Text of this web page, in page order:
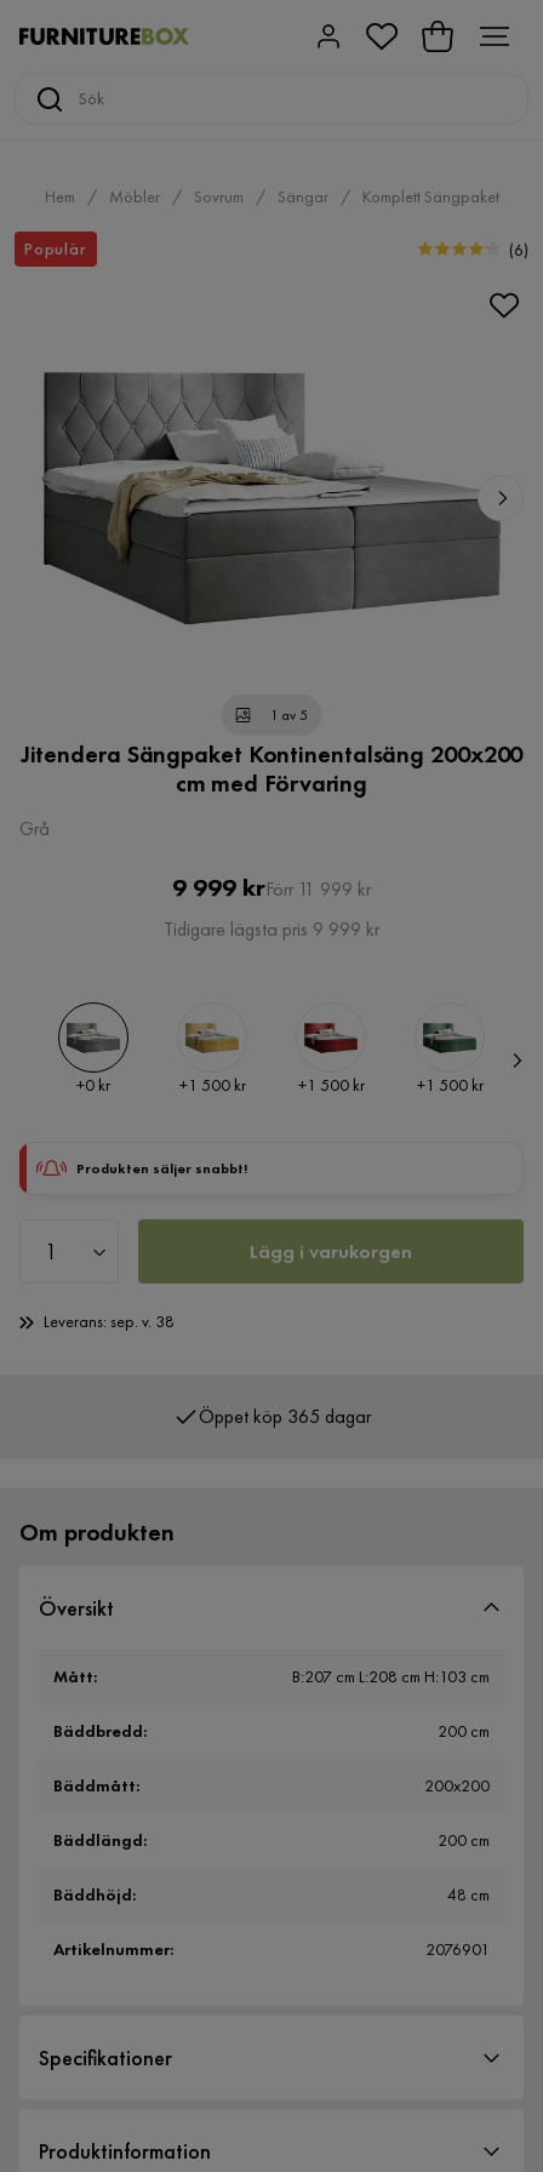
Hem Möbler Sovrum Sängar Komplett Sängpaket
Populär (6)
1 av 5
Jitendera Sängpaket Kontinentalsäng 200x200
cm med Förvaring
Grå
Pris
9 999 krOriginal
Pris
Förr 11 999 kr
Tidigare lägsta pris 9 999 kr
Pris
+0 kr Pris
+1 500 kr Pris
+1 500 kr Pris
+1 500 kr
Produkten säljer snabbt!
Lägg i varukorgen
Leverans: sep. v. 38
Öppet köp 365 dagar
Om produkten
Översikt
Mått: B:207 cm L:208 cm H:103 cm
Bäddbredd: 200 cm
Bäddmått: 200x200
Bäddlängd: 200 cm
Bäddhöjd: 48 cm
Artikelnummer: 2076901
Specifikationer
Storlek
Produktinformation